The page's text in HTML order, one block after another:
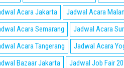
Acara Jakarta
Jadwal Acara
Acara Semarang
Jadwal Acara
Acara Tangerang
Jadwal Acara
Bazaar Jakarta
Jadwal Job Fair